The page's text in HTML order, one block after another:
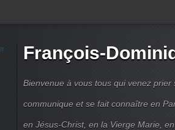
François-
Bienvenue à vous tous qui venez prier
communique et se fait connaître en
en Jésus-Christ, en la Vierge Marie,